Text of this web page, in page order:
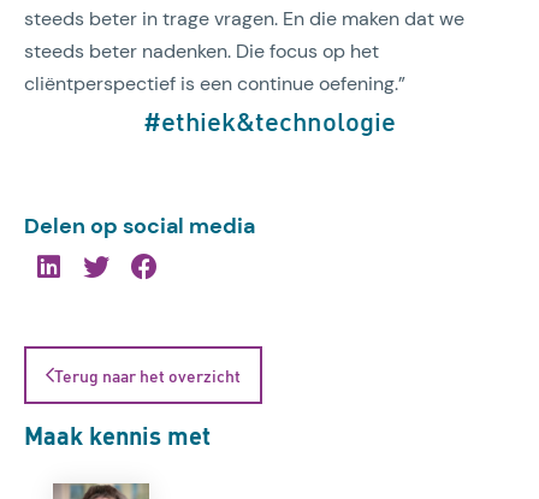
steeds beter in trage vragen. En die maken dat we
steeds beter nadenken. Die focus op het
cliëntperspectief is een continue oefening.”
#ethiek&technologie
Delen op social media
Terug naar het overzicht
Maak kennis met